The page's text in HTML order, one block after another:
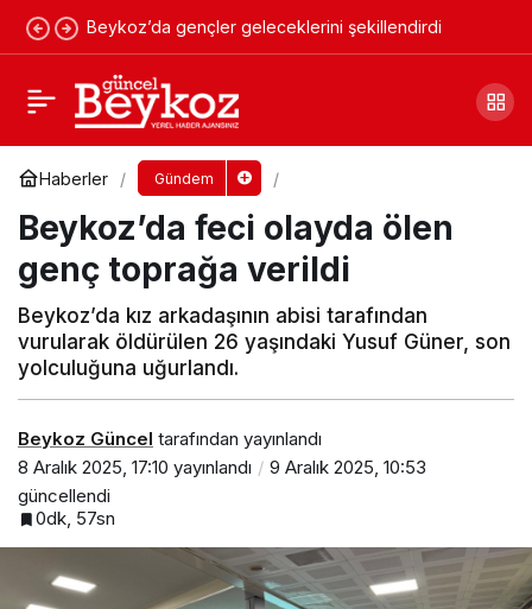
Beykoz’da gençler geleceklerini şekillendirdi
Haberler Gündem
Beykoz’da feci olayda ölen
genç toprağa verildi
Beykoz’da kız arkadaşının abisi tarafından
vurularak öldürülen 26 yaşındaki Yusuf Güner, son
yolculuğuna uğurlandı.
Beykoz Güncel tarafından yayınlandı
8 Aralık 2025, 17:10 yayınlandı
9 Aralık 2025, 10:53
güncellendi
0dk, 57sn
Beykoz Kundura Yerli Malı Haftası’nda
dopdolu!
Yorum Yap Paylaş